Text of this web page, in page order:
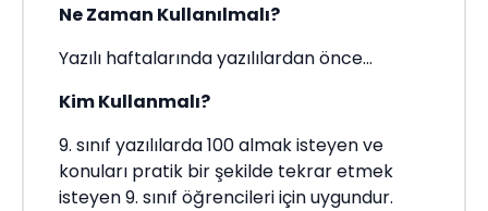
Ne Zaman Kullanılmalı?
Yazılı haftalarında yazılılardan önce...
Kim Kullanmalı?
9. sınıf yazılılarda 100 almak isteyen ve
konuları pratik bir şekilde tekrar etmek
isteyen 9. sınıf öğrencileri için uygundur.